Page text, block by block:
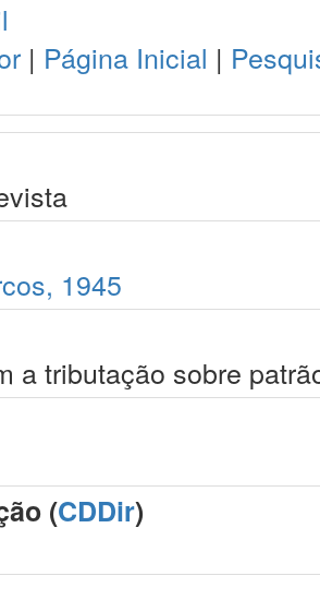
| Página Inicial |
1945
a tributação sobre
(CDDir)